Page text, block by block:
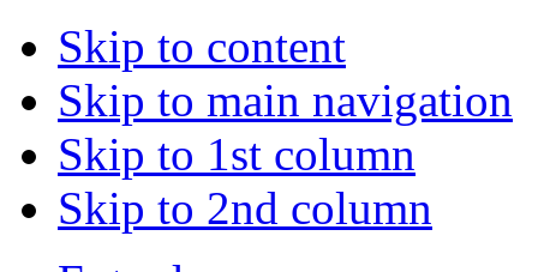
Skip to content
Skip to main navigation
Skip to 1st column
Skip to 2nd column